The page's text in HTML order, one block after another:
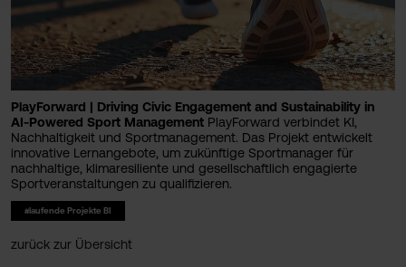
PlayForward | Driving Civic Engagement and Sustainability in
AI-Powered Sport Management PlayForward verbindet KI,
Nachhaltigkeit und Sportmanagement. Das Projekt entwickelt
innovative Lernangebote, um zukünftige Sportmanager für
nachhaltige, klimaresiliente und gesellschaftlich engagierte
Sportveranstaltungen zu qualifizieren.
#laufende Projekte BI
zurück zur Übersicht